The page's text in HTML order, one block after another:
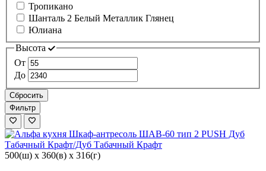
Тропикано
Шанталь 2 Белый Металлик Глянец
Юлиана
Высота
От
До
Сбросить
Фильтр
500(ш) x 360(в) x 316(г)